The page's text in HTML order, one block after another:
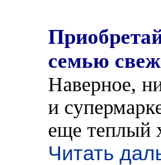
семью
Наверное,
и
еще теплый
Читать